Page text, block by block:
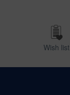
Wish list